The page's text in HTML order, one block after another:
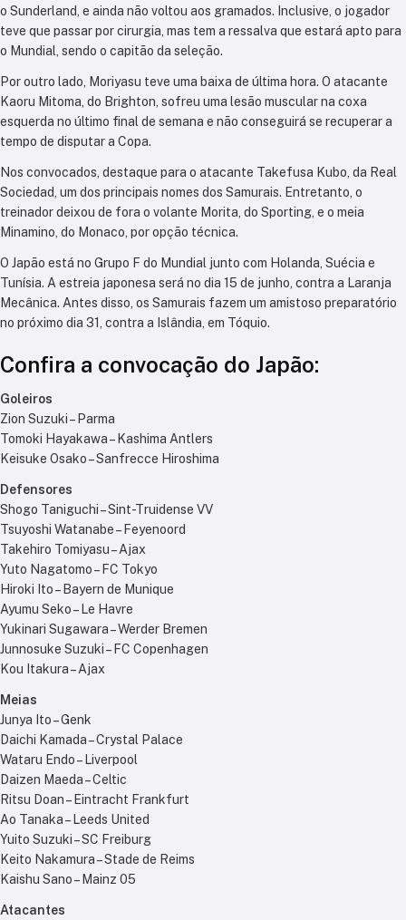
o Sunderland, e ainda não voltou aos gramados. Inclusive, o jogador
teve que passar por cirurgia, mas tem a ressalva que estará apto para
o Mundial, sendo o capitão da seleção.
Por outro lado, Moriyasu teve uma baixa de última hora. O atacante
Kaoru Mitoma, do Brighton, sofreu uma lesão muscular na coxa
esquerda no último final de semana e não conseguirá se recuperar a
tempo de disputar a Copa.
Nos convocados, destaque para o atacante Takefusa Kubo, da Real
Sociedad, um dos principais nomes dos Samurais. Entretanto, o
treinador deixou de fora o volante Morita, do Sporting, e o meia
Minamino, do Monaco, por opção técnica.
O Japão está no Grupo F do Mundial junto com Holanda, Suécia e
Tunísia. A estreia japonesa será no dia 15 de junho, contra a Laranja
Mecânica. Antes disso, os Samurais fazem um amistoso preparatório
no próximo dia 31, contra a Islândia, em Tóquio.
Confira a convocação do Japão:
Goleiros
Zion Suzuki – Parma
Tomoki Hayakawa – Kashima Antlers
Keisuke Osako – Sanfrecce Hiroshima
Defensores
Shogo Taniguchi – Sint-Truidense VV
Tsuyoshi Watanabe – Feyenoord
Takehiro Tomiyasu – Ajax
Yuto Nagatomo – FC Tokyo
Hiroki Ito – Bayern de Munique
Ayumu Seko – Le Havre
Yukinari Sugawara – Werder Bremen
Junnosuke Suzuki – FC Copenhagen
Kou Itakura – Ajax
Meias
Junya Ito – Genk
Daichi Kamada – Crystal Palace
Wataru Endo – Liverpool
Daizen Maeda – Celtic
Ritsu Doan – Eintracht Frankfurt
Ao Tanaka – Leeds United
Yuito Suzuki – SC Freiburg
Keito Nakamura – Stade de Reims
Kaishu Sano – Mainz 05
Atacantes